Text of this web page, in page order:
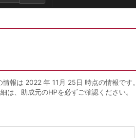
情報は 2022 年 11月 25日 時点の情報です。
は、助成元のHPを必ずご確認ください。